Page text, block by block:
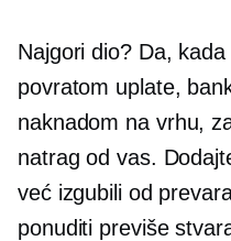
Najgori dio? Da,
povratom uplate,
naknadom na vrhu,
natrag od vas.
već izgubili od
ponuditi previše